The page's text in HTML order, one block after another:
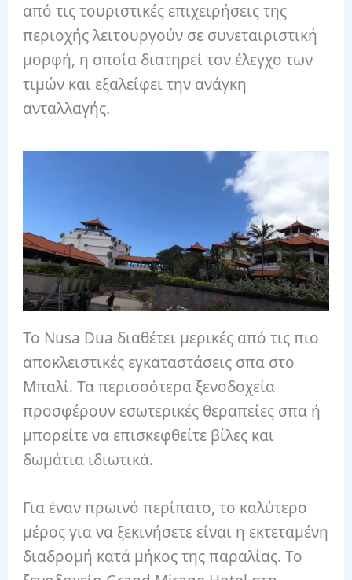
από τις τουριστικές επιχειρήσεις της
περιοχής λειτουργούν σε συνεταιριστική
μορφή, η οποία διατηρεί τον έλεγχο των
τιμών και εξαλείφει την ανάγκη
ανταλλαγής.
Το Nusa Dua διαθέτει μερικές από τις πιο
αποκλειστικές εγκαταστάσεις σπα στο
Μπαλί. Τα περισσότερα ξενοδοχεία
προσφέρουν εσωτερικές θεραπείες σπα ή
μπορείτε να επισκεφθείτε βίλες και
δωμάτια ιδιωτικά.
Για έναν πρωινό περίπατο, το καλύτερο
μέρος για να ξεκινήσετε είναι η εκτεταμένη
διαδρομή κατά μήκος της παραλίας. Το